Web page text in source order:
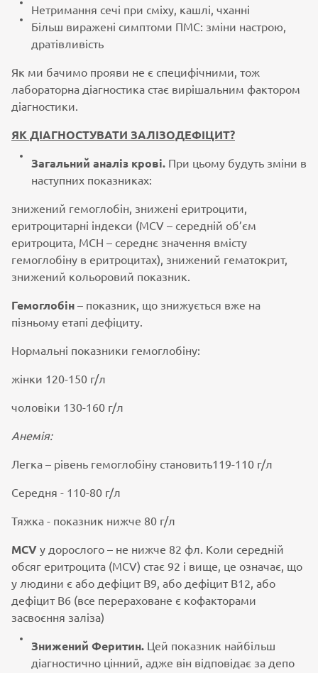
Нетримання сечі при сміху, кашлі, чханні
Більш виражені симптоми ПМС: зміни настрою,
дратівливість
Як ми бачимо прояви не є специфічними, тож
лабораторна діагностика стає вирішальним фактором
діагностики.
ЯК ДІАГНОСТУВАТИ ЗАЛІЗОДЕФІЦИТ?
Загальний аналіз крові. При цьому будуть зміни в
наступних показниках:
знижений гемоглобін, знижені еритроцити,
еритроцитарні індекси (MCV – середній об’єм
еритроцита, MCH – середнє значення вмісту
гемоглобіну в еритроцитах), знижений гематокрит,
знижений кольоровий показник.
Гемоглобін – показник, що знижується вже на
пізньому етапі дефіциту.
Нормальні показники гемоглобіну:
жінки 120-150 г/л
чоловіки 130-160 г/л
Анемія:
Легка – рівень гемоглобіну становить119-110 г/л
Середня - 110-80 г/л
Тяжка - показник нижче 80 г/л
MCV у дорослого – не нижче 82 фл. Коли середній
обсяг еритроцита (MCV) стає 92 і вище, це означає, що
у людини є або дефіцит В9, або дефіцит В12, або
дефіцит В6 (все перераховане є кофакторами
засвоєння заліза)
Знижений Феритин. Цей показник найбільш
діагностично цінний, адже він відповідає за депо